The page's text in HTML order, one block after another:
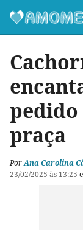
praça
PorAna Carolina
23/02/2025 às 13:25